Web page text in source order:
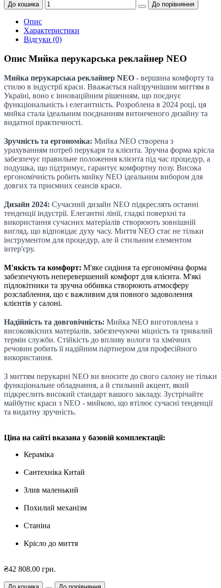
До кошика До порівняння
Опис
Характеристики
Відгуки (0)
Опис Мийка перукарська реклайнер NEO
Мийка перукарська реклайнер NEO - вершина комфорту та
стилю в індустрії краси. Вважається найзручнішим миттям в
Україні, воно є інноваційним рішенням, що поєднує
функціональність і елегантність. Розроблена в 2024 році, ця
мийка стала ідеальним поєднанням витонченого дизайну та
видатної практичності.
Зручність та ергономіка: Мийка NEO створена з
урахуванням потреб перукаря та клієнта. Зручна форма крісла
забезпечує правильне положення клієнта під час процедур, а
подушка, що підтримує, гарантує комфортну позу. Висока
ергономічність робить мийку NEO ідеальним вибором для
довгих та приємних сеансів краси.
Дизайн 2024: Сучасний дизайн NEO підкреслять останні
тенденції індустрії. Елегантні лінії, гладкі поверхні та
використання сучасних матеріалів створюють зовнішній
вигляд, що відповідає духу часу. Миття NEO стає не тільки
інструментом для процедур, але й стильним елементом
інтер'єру.
М'якість та комфорт: М'яке сидіння та ергономічна форма
забезпечують неперевершений комфорт для клієнта. М'які
підлокітники та зручна оббивка створюють атмосферу
розслаблення, що є важливим для повного задоволення
клієнтів у салоні.
Надійність та довговічність: Мийка NEO виготовлена з
високоякісних матеріалів, забезпечуючи міцність та тривалий
термін служби. Стійкість до впливу вологи та хімічних
речовин робить її надійним партнером для професійного
використання.
З миттям перукарні NEO ви вносите до свого салону не тільки
функціональне обладнання, а й стильний акцент, який
підкреслить високий стандарт вашого закладу. Зустрічайте
майбутнє краси з NEO - мийкою, що втілює сучасні тенденції
та видатну зручність.
Ціна на сайті вказана у базовій комплектації:
Кераміка
Сантехніка Китай
Злив маленький
Похилий механізм
Станіна
Крісло до миття
₴42 808.00 грн.